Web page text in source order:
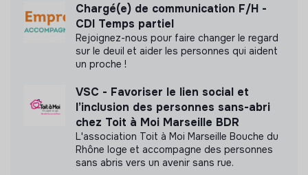
quotidien, nous recrutons cette année 3 stagiaires,
répartis sur différents sites :
Pampa & Magma (Cachan / Arcueil, 94) - 1 poste
Igor & Elmer Paris 18e, Paris 19e) - 1 poste
Les Gens Jaurès (Paris 19e) - 1 poste
Description des postes
La.e stagiaire travaillera sous la responsabilité de la·des
responsable·s de site et en collaboration avec
Chargé(e) de communication F/H -
CDI Temps partiel
Rejoignez-nous pour faire changer le regard
sur le deuil et aider les personnes qui aident
un proche !
VSC - Favoriser le lien social et
l’inclusion des personnes sans-abri
chez Toit à Moi Marseille BDR
L'association Toit à Moi Marseille Bouche du
Rhône loge et accompagne des personnes
sans abris vers un avenir sans rue.